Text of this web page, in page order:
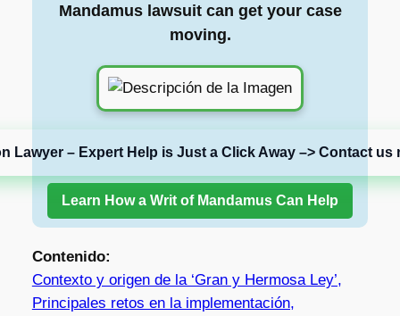
Mandamus lawsuit can get your case
moving.
Lawyer – Expert Help is Just a Click Away –> Contact us
Learn How a Writ of Mandamus Can Help
Contenido:
Contexto y origen de la ‘Gran y Hermosa Ley’,
Principales retos en la implementación,